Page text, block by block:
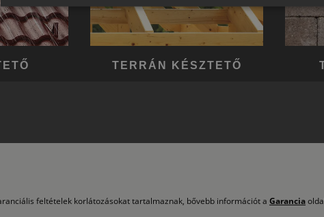
TERRÁN KÉSZTETŐ
feltételek korlátozásokat tartalmaznak, bővebb információt a Garancia